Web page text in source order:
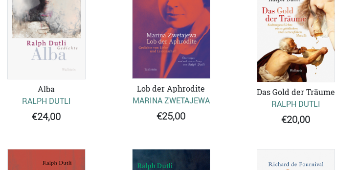
Alba
RALPH DUTLI
€24,00
Lob der Aphrodite
MARINA ZWETAJEWA
€25,00
Das Gold der Träume
RALPH DUTLI
€20,00